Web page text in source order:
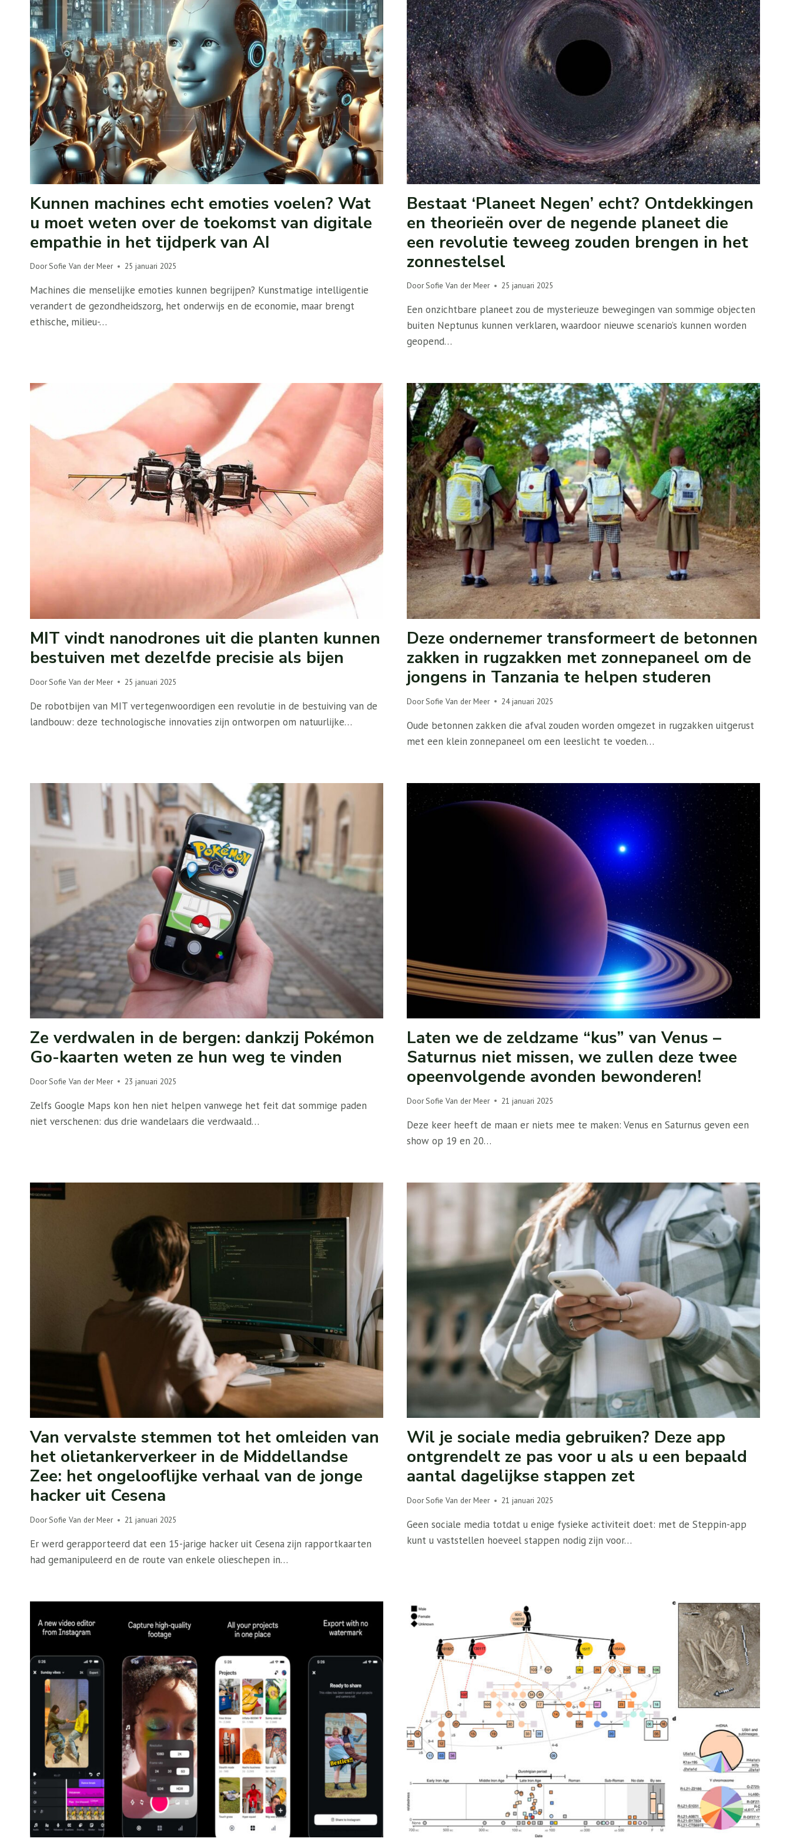
Kunnen machines echt emoties voelen? Wat
u moet weten over de toekomst van digitale
empathie in het tijdperk van AI
DoorSofie Van der Meer 25 januari 2025
Machines die menselijke emoties kunnen begrijpen? Kunstmatige intelligentie
verandert de gezondheidszorg, het onderwijs en de economie, maar brengt
ethische, milieu-…
Bestaat ‘Planeet Negen’ echt? Ontdekkingen
en theorieën over de negende planeet die
een revolutie teweeg zouden brengen in het
zonnestelsel
DoorSofie Van der Meer 25 januari 2025
Een onzichtbare planeet zou de mysterieuze bewegingen van sommige objecten
buiten Neptunus kunnen verklaren, waardoor nieuwe scenario’s kunnen worden
geopend…
MIT vindt nanodrones uit die planten kunnen
bestuiven met dezelfde precisie als bijen
Door Sofie Van der Meer 25 januari 2025
De robotbijen van MIT vertegenwoordigen een revolutie in de bestuiving van de
landbouw: deze technologische innovaties zijn ontworpen om natuurlijke…
Deze ondernemer transformeert de betonnen
zakken in rugzakken met zonnepaneel om de
jongens in Tanzania te helpen studeren
Door Sofie Van der Meer 24 januari 2025
Oude betonnen zakken die afval zouden worden omgezet in rugzakken uitgerust
met een klein zonnepaneel om een ​​leeslicht te voeden…
Ze verdwalen in de bergen: dankzij Pokémon
Go-kaarten weten ze hun weg te vinden
DoorSofie Van der Meer 23 januari 2025
Zelfs Google Maps kon hen niet helpen vanwege het feit dat sommige paden
niet verschenen: dus drie wandelaars die verdwaald…
Laten we de zeldzame “kus” van Venus –
Saturnus niet missen, we zullen deze twee
opeenvolgende avonden bewonderen!
DoorSofie Van der Meer 21 januari 2025
Deze keer heeft de maan er niets mee te maken: Venus en Saturnus geven een
show op 19 en 20…
Van vervalste stemmen tot het omleiden van
het olietankerverkeer in de Middellandse
Zee: het ongelooflijke verhaal van de jonge
hacker uit Cesena
DoorSofie Van der Meer 21 januari 2025
Er werd gerapporteerd dat een 15-jarige hacker uit Cesena zijn rapportkaarten
had gemanipuleerd en de route van enkele olieschepen in…
Wil je sociale media gebruiken? Deze app
ontgrendelt ze pas voor u als u een bepaald
aantal dagelijkse stappen zet
DoorSofie Van der Meer 21 januari 2025
Geen sociale media totdat u enige fysieke activiteit doet: met de Steppin-app
kunt u vaststellen hoeveel stappen nodig zijn voor…